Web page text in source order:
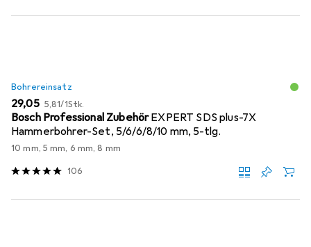
Bohrereinsatz
EUR
29,05 EUR
5,81/1Stk.
Bosch Professional ZubehörEXPERT SDS plus-7X
Hammerbohrer-Set, 5/6/6/8/10 mm, 5-tlg.
10 mm, 5 mm, 6 mm, 8 mm
106